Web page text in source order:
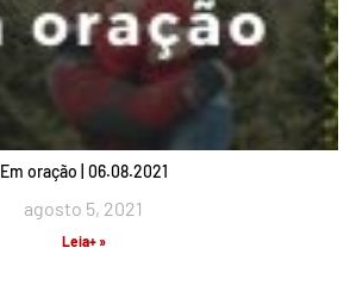
Em oração | 06.08.2021
agosto 5, 2021
Leia+ »